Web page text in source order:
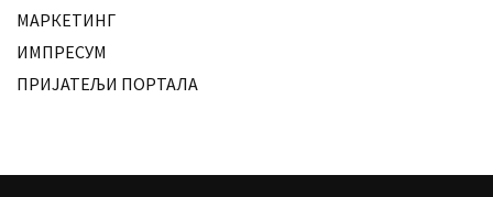
МАРКЕТИНГ
ИМПРЕСУМ
ПРИЈАТЕЉИ ПОРТАЛА